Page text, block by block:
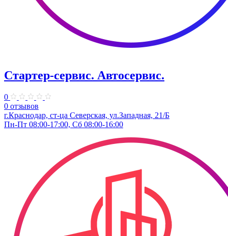
Стартер-сервис. ​Автосервис.
0
0 отзывов
г.Краснодар, ст-ца ​Северская, ул.Западная, 21/Б
Пн-Пт 08:00-17:00, Сб 08:00-16:00